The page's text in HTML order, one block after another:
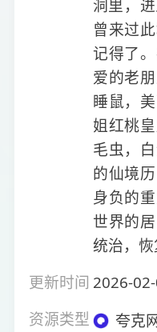
洞里，
曾来过
记得了
爱的老
睡鼠，
姐红桃
毛虫，
的仙境
身负的
世界的
统治，恢
更新时间 2026-
资源类型
夸克